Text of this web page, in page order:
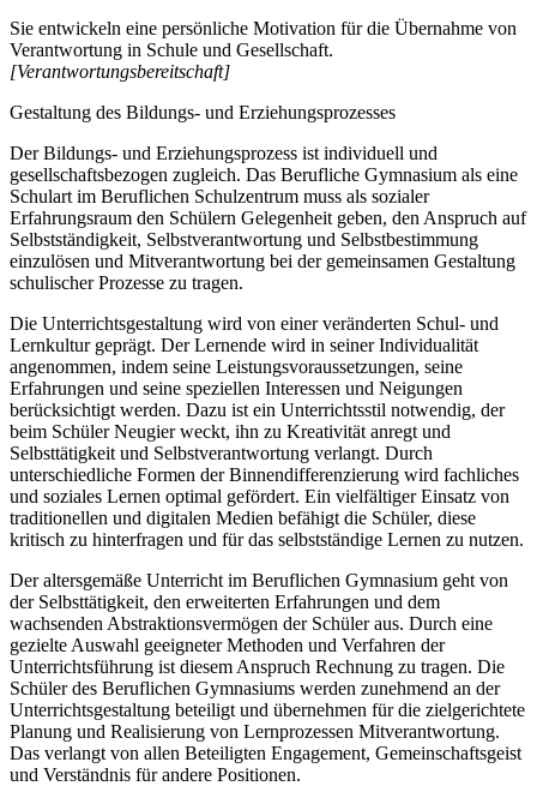
Sie entwickeln eine persönliche Motivation für die Übernahme von
Verantwortung in Schule und Gesellschaft.
[Verantwortungsbereitschaft]
Gestaltung des Bildungs- und Erziehungsprozesses
Der Bildungs- und Erziehungsprozess ist individuell und
gesellschaftsbezogen zugleich. Das Berufliche Gymnasium als eine
Schulart im Beruflichen Schulzentrum muss als sozialer
Erfahrungsraum den Schülern Gelegenheit geben, den Anspruch auf
Selbstständigkeit, Selbstverantwortung und Selbstbestimmung
einzulösen und Mitverantwortung bei der gemeinsamen Gestaltung
schulischer Prozesse zu tragen.
Die Unterrichtsgestaltung wird von einer veränderten Schul- und
Lernkultur geprägt. Der Lernende wird in seiner Individualität
angenommen, indem seine Leistungsvoraussetzungen, seine
Erfahrungen und seine speziellen Interessen und Neigungen
berücksichtigt werden. Dazu ist ein Unterrichtsstil notwendig, der
beim Schüler Neugier weckt, ihn zu Kreativität anregt und
Selbsttätigkeit und Selbstverantwortung verlangt. Durch
unterschiedliche Formen der Binnendifferenzierung wird fachliches
und soziales Lernen optimal gefördert. Ein vielfältiger Einsatz von
traditionellen und digitalen Medien befähigt die Schüler, diese
kritisch zu hinterfragen und für das selbstständige Lernen zu nutzen.
Der altersgemäße Unterricht im Beruflichen Gymnasium geht von
der Selbsttätigkeit, den erweiterten Erfahrungen und dem
wachsenden Abstraktionsvermögen der Schüler aus. Durch eine
gezielte Auswahl geeigneter Methoden und Verfahren der
Unterrichtsführung ist diesem Anspruch Rechnung zu tragen. Die
Schüler des Beruflichen Gymnasiums werden zunehmend an der
Unterrichtsgestaltung beteiligt und übernehmen für die zielgerichtete
Planung und Realisierung von Lernprozessen Mitverantwortung.
Das verlangt von allen Beteiligten Engagement, Gemeinschaftsgeist
und Verständnis für andere Positionen.